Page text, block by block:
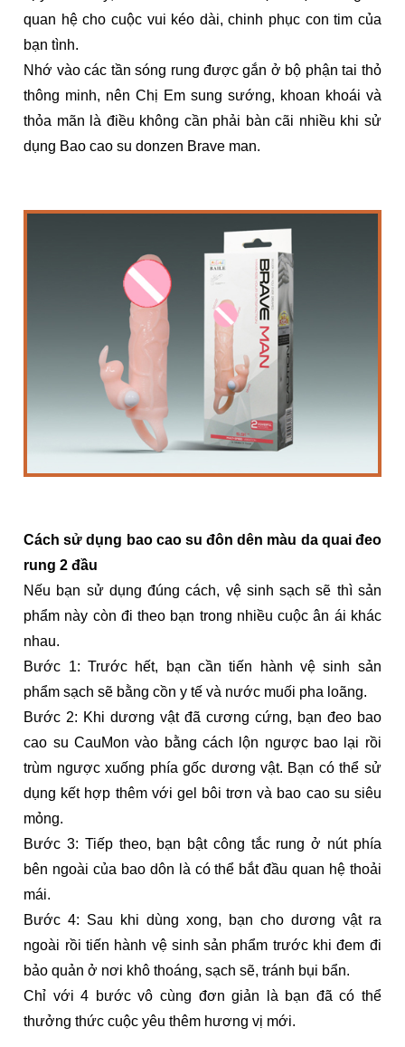
quan hệ cho cuộc vui kéo dài, chinh phục con tim của
bạn tình.
Nhớ vào các tần sóng rung được gắn ở bộ phận tai thỏ
thông minh, nên Chị Em sung sướng, khoan khoái và
thỏa mãn là điều không cần phải bàn cãi nhiều khi sử
dụng Bao cao su donzen Brave man.
Cách sử dụng bao cao su đôn dên màu da quai đeo
rung 2 đầu
Nếu bạn sử dụng đúng cách, vệ sinh sạch sẽ thì sản
phẩm này còn đi theo bạn trong nhiều cuộc ân ái khác
nhau.
Bước 1: Trước hết, bạn cần tiến hành vệ sinh sản
phẩm sạch sẽ bằng cồn y tế và nước muối pha loãng.
Bước 2: Khi dương vật đã cương cứng, bạn đeo bao
cao su CauMon vào bằng cách lộn ngược bao lại rồi
trùm ngược xuống phía gốc dương vật. Bạn có thể sử
dụng kết hợp thêm với gel bôi trơn và bao cao su siêu
mỏng.
Bước 3: Tiếp theo, bạn bật công tắc rung ở nút phía
bên ngoài của bao dôn là có thể bắt đầu quan hệ thoải
mái.
Bước 4: Sau khi dùng xong, bạn cho dương vật ra
ngoài rồi tiến hành vệ sinh sản phẩm trước khi đem đi
bảo quản ở nơi khô thoáng, sạch sẽ, tránh bụi bẩn.
Chỉ với 4 bước vô cùng đơn giản là bạn đã có thể
thưởng thức cuộc yêu thêm hương vị mới.